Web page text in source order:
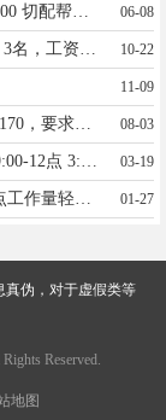
漪汾街单位食堂招聘: 服务员2名，工资2500 切配帮厨1名，工资2500 早午2餐，晚餐轮班，月休6天，节假日轮休 提供食宿，工龄工资，节日福利 19135016802 卢 (微信同号) 06-08
10-22
11-09
找顶班服务员一名，新建路小饭店，一天170，要求女性30到45岁，电话13834535379 08-03
03-19
01-27
真伪，对于虚假类等
Reserved.
地图